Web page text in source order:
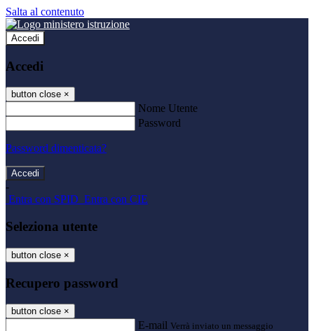
Salta al contenuto
Accedi
Accedi
button close ×
Nome Utente
Password
Password dimenticata?
-
Entra con SPID Entra con CIE
Seleziona utente
button close ×
Recupero password
button close ×
E-mail Verrà inviato un messaggio